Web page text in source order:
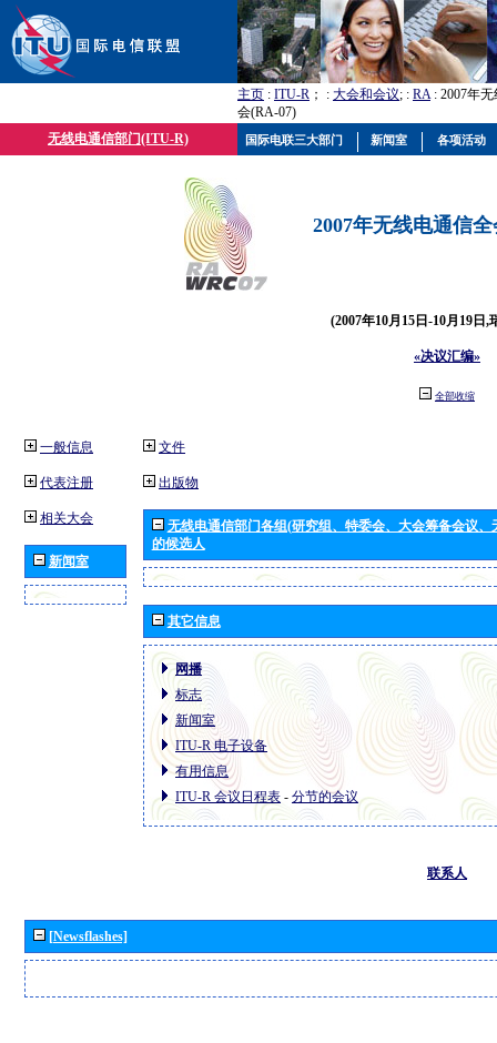
主页 : ITU-R ； : 大会和会议; : RA: 2007年
会(RA-07)
无线电通信部门(ITU-R)
2007年无线电通信
(2007年10月15日-10月19日,
«决议汇编»
全部收缩
一般信息
代表注册
相关大会
新闻室
文件
出版物
无线电通信部门各组(研究组、特委会、大会筹备会议
的候选人
其它信息
网播
标志
新闻室
ITU-R 电子设备
有用信息
ITU-R 会议日程表 - 分节的会议
联系人
[Newsflashes]
国际电联三大部门 新闻室 各项活动